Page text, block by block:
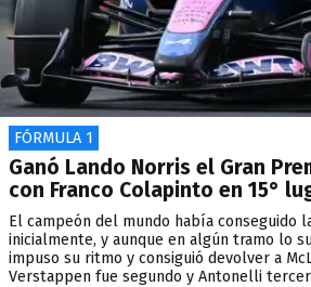
FÓRMULA 1
Ganó Lando Norris el Gran
con Franco Colapinto en 15°
El campeón del mundo había conseguido
inicialmente, y aunque en algún tramo lo
impuso su ritmo y consiguió devolver a
Verstappen fue segundo y Antonelli